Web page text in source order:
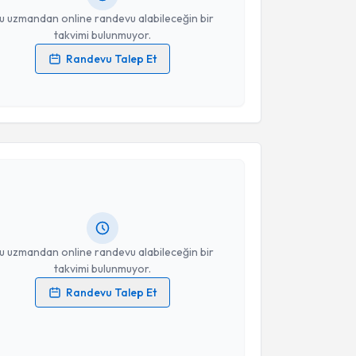
uzmandan online randevu alabileceğin bir
takvimi bulunmuyor.
Randevu Talep Et
verilerimin işlenmesine ilişkinAydınlatma Metni
uzmandan online randevu alabileceğin bir
takvimi bulunmuyor.
Randevu Talep Et
verilerimin işlenmesine ilişkinAydınlatma Metni